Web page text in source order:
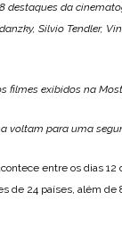
destaques da
Silvio Tendler,
filmes exibidos na
voltam para uma
entre os dias
de 24 países, além de